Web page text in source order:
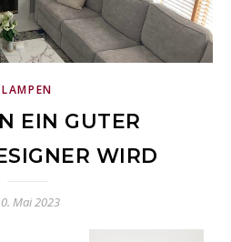
LAMPEN
EIN GUTER
WIRD
Mai 2023